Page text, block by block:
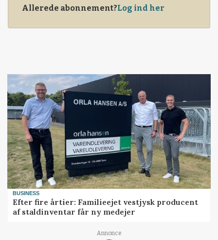
Allerede abonnement?Log ind her
BUSINESS
Efter fire årtier: Familieejet vestjysk producent
af staldinventar får ny medejer
Annonce